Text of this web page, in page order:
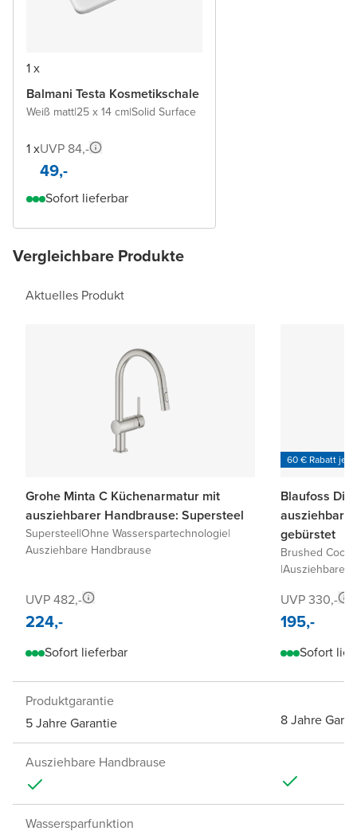
1 x
Balmani Testa Kosmetikschale
Weiß matt|25 x 14 cm|Solid Surface
1 xUVP 84,-
49,-
Sofort lieferbar
Vergleichbare Produkte
Aktuelles Produkt
Grohe Minta C Küchenarmatur mit
ausziehbarer Handbrause: Supersteel
Supersteel|Ohne Wasserspartechnologie|
Ausziehbare Handbrause
UVP 482,-
224,-
Sofort lieferbar
60 € Rabatt je
Blaufoss
gebürstet
Brushed
|Ausziehbare
UVP 330,-
195,-
Sofort
Produktgarantie
5 Jahre Garantie
8 Jahre
Ausziehbare Handbrause
Wassersparfunktion